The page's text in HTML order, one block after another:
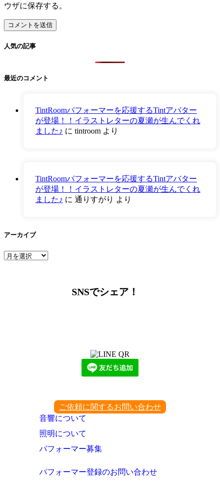
ウザに保存する。
人気の記事
最近のコメント
TintRoomパフォーマーを応援するTintアバター
が登場！！イラストレターの夏瀬が生んでくれ
ました♪ に tintroom より
TintRoomパフォーマーを応援するTintアバター
が登場！！イラストレターの夏瀬が生んでくれ
ました♪ に 通りすがり より
アーカイブ
ア
SNSでシェア！
ご依頼に関するお問い合わせ
音響について
照明について
パフォーマー募集
パフォーマー登録のお問い合わせ